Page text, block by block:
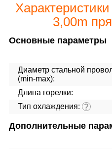
3,00m
Основные параметры
Диаметр стальной
(min-max):
Длина горелки:
Тип охлаждения: ?
Дополнительные